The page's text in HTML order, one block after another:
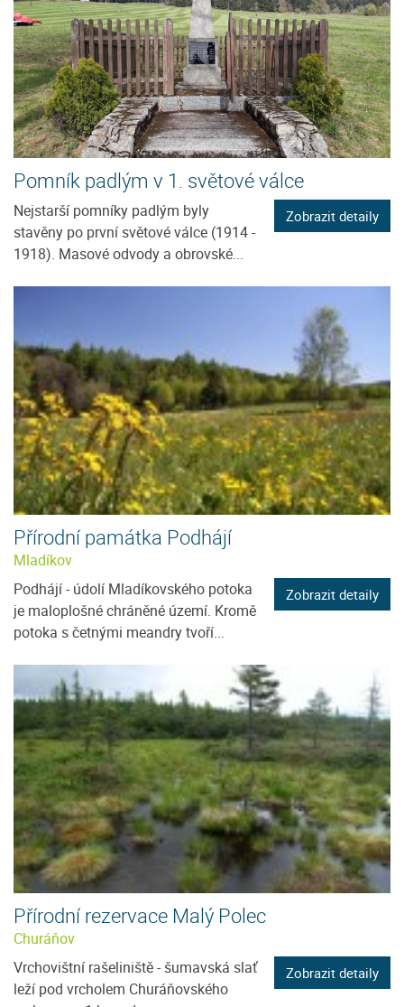
Pomník padlým v 1. světové válce
Nejstarší pomníky padlým byly
stavěny po první světové válce (1914 -
1918). Masové odvody a obrovské...
Zobrazit detaily
Přírodní památka Podhájí
Mladíkov
Podhájí - údolí Mladíkovského potoka
je maloplošné chráněné území. Kromě
potoka s četnými meandry tvoří...
Zobrazit detaily
Přírodní rezervace Malý Polec
Churáňov
Vrchovištní rašeliniště - šumavská slať
leží pod vrcholem Churáňovského
Zobrazit detaily